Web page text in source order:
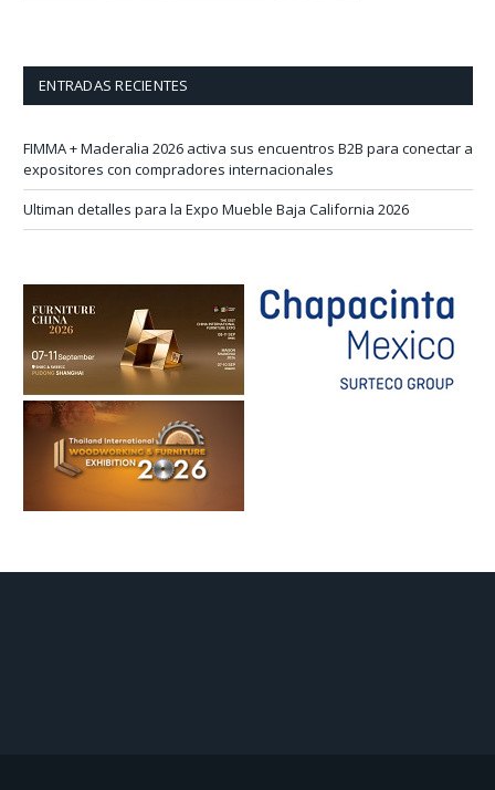
ENTRADAS RECIENTES
FIMMA + Maderalia 2026 activa sus encuentros B2B para conectar a
expositores con compradores internacionales
Ultiman detalles para la Expo Mueble Baja California 2026